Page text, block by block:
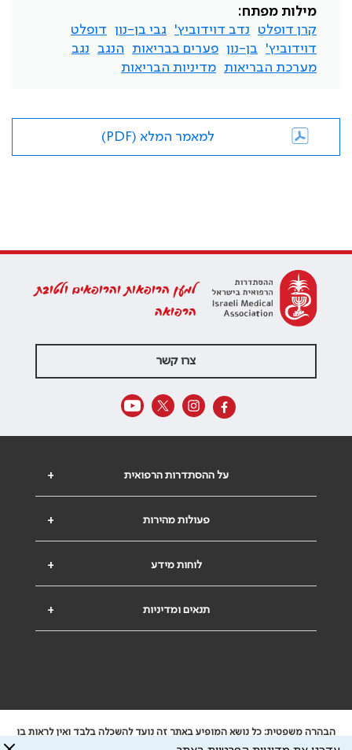
מילות מפתח:
קרן דופלט
נדב דוידוביץ' גבי בן-נון
דופלט
דוידוביץ'
בן-נון פערים בבריאות הנגב
נגב
מערכת הבריאות
מדיניות הבריאות
למאמר המלא (PDF)
למען הרופאות והרופאים ולטובת
הרפואה
צרו קשר
+ על ההסתדרות הרפואית
+ פעולות מהירות
+ לוחות מידע
+ תנאים ומדיניות
הבהרה משפטית: כל נושא המופיע באתר זה נועד להשכלה בלבד ואין לראות בו
ייעוץ רפואי או משפטי. אין הר"י אחראית לתוכן המתפרסם באתר זה ולכל נזק